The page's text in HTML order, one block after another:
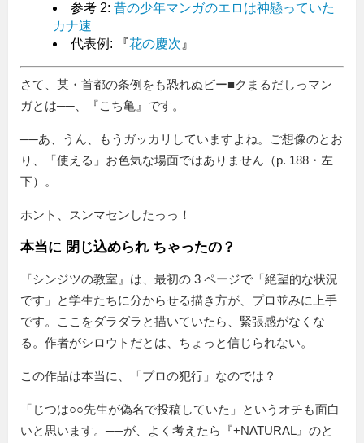
参考 2: 昔の少年マンガのエロは神懸っていた
カナ速
代表例: 『花の慶次 』
さて、某・首都の条例をも恐れぬビー■クまるだしっマン
ガとは──、『こち亀』です。
──あ、うん、もうガッカリしていますよね。ご想像のとお
り、「使える」お色気な場面ではありません（p. 188・左
下）。
ホント、スンマセンしたっっ！
本当に 閉じ込められ ちゃったの？
『シンジツの教室』は、最初の 3 ページで「絶望的な状況
です」と学生たちに分からせる描き方が、プロ並みに上手
です。ここをダラダラと描いていたら、緊張感がなくな
る。作者がシロウトだとは、ちょっと信じられない。
この作品は本当に、「プロの犯行」なのでは？
「じつは○○先生が偽名で投稿していた」というオチも面白
いと思います。──が、よく考えたら『+NATURAL』のと